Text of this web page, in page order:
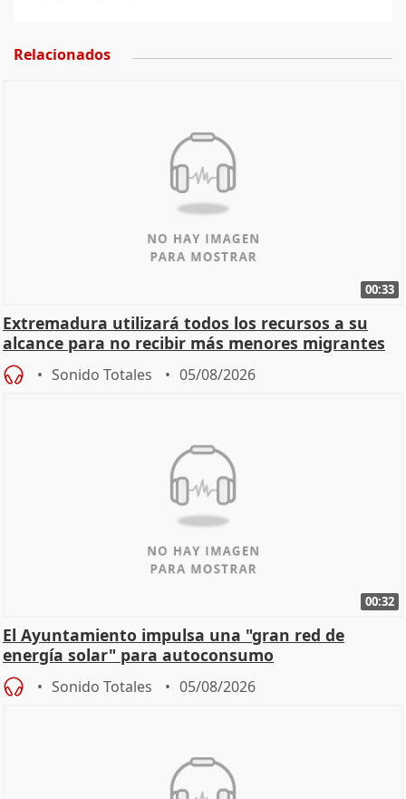
Relacionados
00:33
Extremadura utilizará todos los recursos a su
alcance para no recibir más menores migrantes
Sonido Totales 05/08/2026
00:32
El Ayuntamiento impulsa una "gran red de
energía solar" para autoconsumo
Sonido Totales 05/08/2026